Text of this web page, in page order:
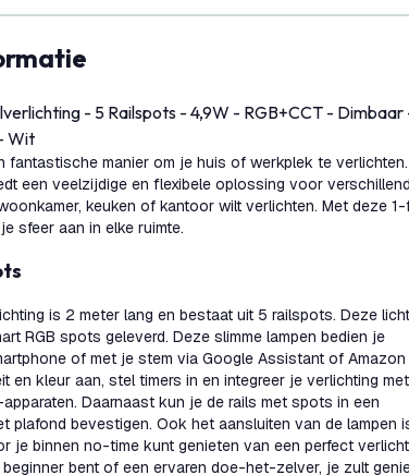
- 5 Railspots - 4,9W - RGB+CCT - Dimbaar
Wit
fantastische manier om je huis of werkplek te
een veelzijdige en flexibele oplossing voor
keuken of kantoor wilt verlichten. Met deze
sfeer aan in elke ruimte.
is 2 meter lang en bestaat uit 5 railspots. Deze
RGB spots geleverd. Deze slimme lampen bedien je
of met je stem via Google Assistant of Amazon
en kleur aan, stel timers in en integreer je verlichting
Daarnaast kun je de rails met spots in een
plafond bevestigen. Ook het aansluiten van de lampen
je binnen no-time kunt genieten van een perfect
bent of een ervaren doe-het-zelver, je zult